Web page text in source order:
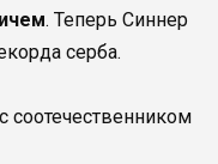
. Теперь Синнер
серба.
соотечественником